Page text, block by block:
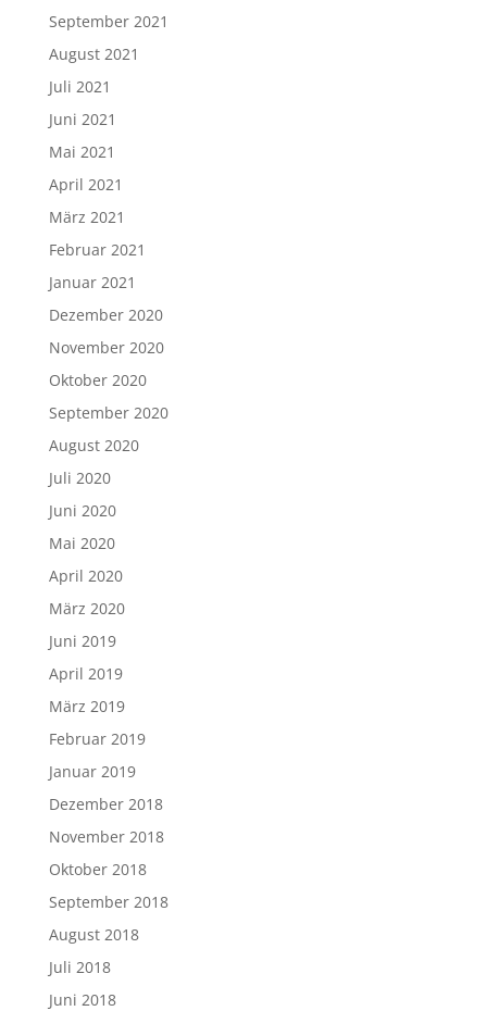
September 2021
August 2021
Juli 2021
Juni 2021
Mai 2021
April 2021
März 2021
Februar 2021
Januar 2021
Dezember 2020
November 2020
Oktober 2020
September 2020
August 2020
Juli 2020
Juni 2020
Mai 2020
April 2020
März 2020
Juni 2019
April 2019
März 2019
Februar 2019
Januar 2019
Dezember 2018
November 2018
Oktober 2018
September 2018
August 2018
Juli 2018
Juni 2018